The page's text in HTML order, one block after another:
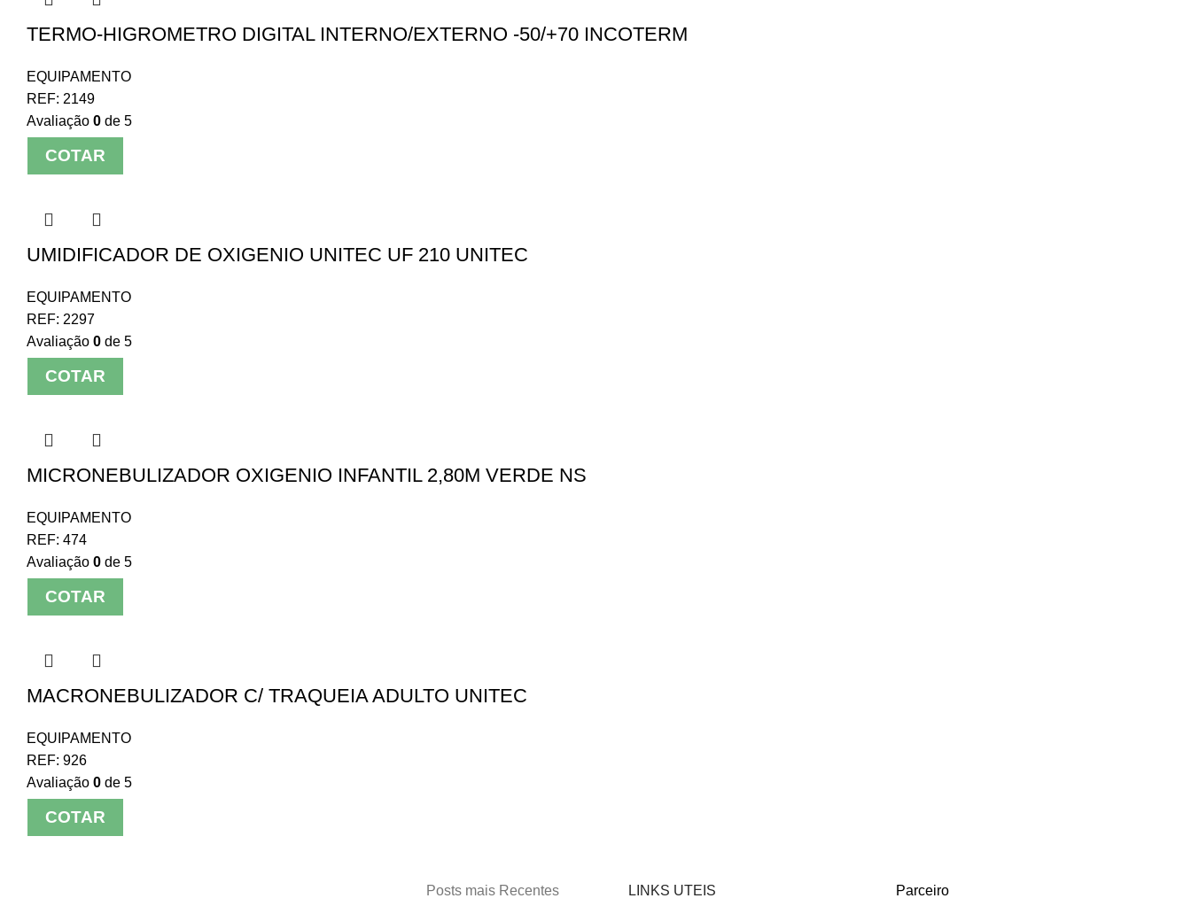
TERMO-HIGROMETRO DIGITAL INTERNO/EXTERNO -50/+70 INCOTERM
EQUIPAMENTO
REF: 2149
Avaliação 0 de 5
COTAR
UMIDIFICADOR DE OXIGENIO UNITEC UF 210 UNITEC
EQUIPAMENTO
REF: 2297
Avaliação 0 de 5
COTAR
MICRONEBULIZADOR OXIGENIO INFANTIL 2,80M VERDE NS
EQUIPAMENTO
REF: 474
Avaliação 0 de 5
COTAR
MACRONEBULIZADOR C/ TRAQUEIA ADULTO UNITEC
EQUIPAMENTO
REF: 926
Avaliação 0 de 5
COTAR
Posts mais Recentes LINKS UTEIS Parceiro